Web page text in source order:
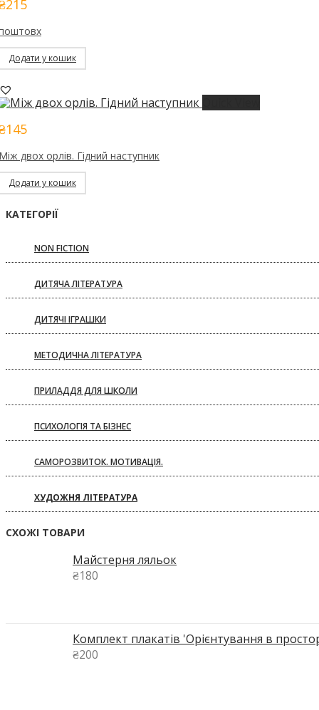
215
Додати у кошик
145
двох орлів. Гідний наступник
Додати у кошик
КАТЕГОРІЇ
NON FICTION
ДИТЯЧА ЛІТЕРАТУРА
ДИТЯЧІ ІГРАШКИ
МЕТОДИЧНА ЛІТЕРАТУРА
ПРИЛАДДЯ ДЛЯ ШКОЛИ
ПСИХОЛОГІЯ ТА БІЗНЕС
САМОРОЗВИТОК. МОТИВАЦІЯ.
ХУДОЖНЯ ЛІТЕРАТУРА
СХОЖІ ТОВАРИ
Майстерня ляльок
₴180
Комплект плакатів 'Орієнтування в
₴200